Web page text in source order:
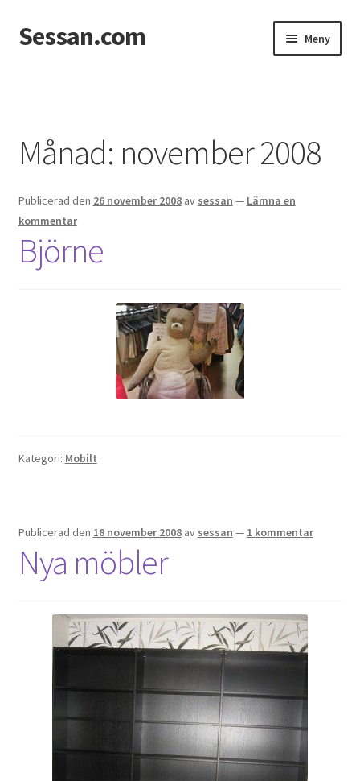
Hoppa
till
Hoppa
till
Sessan.com Meny
Integritetspolicy
Jessicas & Marcus bröllop
Ett helt fantastiskt bröllop!
Från Photoboothet
Klädkod: Mörk kostym
Festen: Villa Ludvigsberg
Barn?
Önska musik
Månad: november 2008
Publicerad den 26 november 2008 av sessan — Lämna en
kommentar
Björne
Kategori: Mobilt
Publicerad den 18 november 2008 av sessan — 1 kommentar
Nya möbler